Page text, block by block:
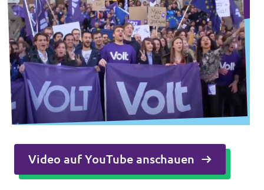
Unsere Events
Mache bei uns mit!
Deine Spende für Volt!
Jobs bei Volt
Video auf YouTube anschauen